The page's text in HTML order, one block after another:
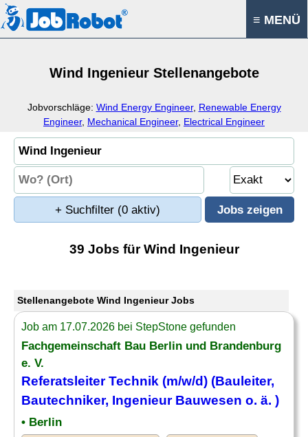
≡ MENÜ
Wind Ingenieur Stellenangebote
Jobvorschläge: Wind Energy Engineer, Renewable Energy
Engineer, Mechanical Engineer, Electrical Engineer
+ Suchfilter (0 aktiv)
39 Jobs für Wind Ingenieur
Stellenangebote Wind Ingenieur Jobs
Job am 17.07.2026 bei StepStone gefunden
Fachgemeinschaft Bau Berlin und Brandenburg
e. V.
Referatsleiter Technik (m/w/d) (Bauleiter,
Bautechniker, IngenieurBauwesen o. ä. )
• Berlin